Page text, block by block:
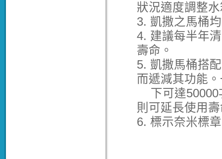
狀況適度調整
3. 凱撒之馬桶
4. 建議每半年
壽命。
5. 凱撒馬桶搭
而遞減其功能
下可達50000
則可延長使用
6. 標示奈米標